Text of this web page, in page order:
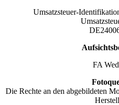
Umsatzsteuer-
FA
Die Rechte an den abgebildeten